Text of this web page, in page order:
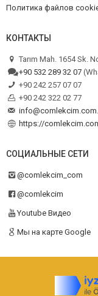
Политика файлов
КОНТАКТЫ
Tarım Mah. 1654 Sk.
+90 532 289 32 07
+90 242 257 07 07
+90 242 322 02 77
https://
СОЦИАЛЬНЫЕ СЕТИ
@comlekcim_com
@comlekcim
Youtube Видео
Мы на карте Google